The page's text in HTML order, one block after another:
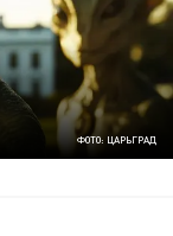
ФОТО: ЦАРЬГРАД